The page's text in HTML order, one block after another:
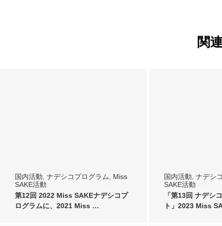
関
国内活動, ナデシコプログラム, Miss
SAKE活動
第12回 2022 Miss SAKEナデシコプ
ログラムに、2021 Miss …
国内活動, ナデシ
SAKE活動
「第13回 ナデシ
ト」2023 Miss